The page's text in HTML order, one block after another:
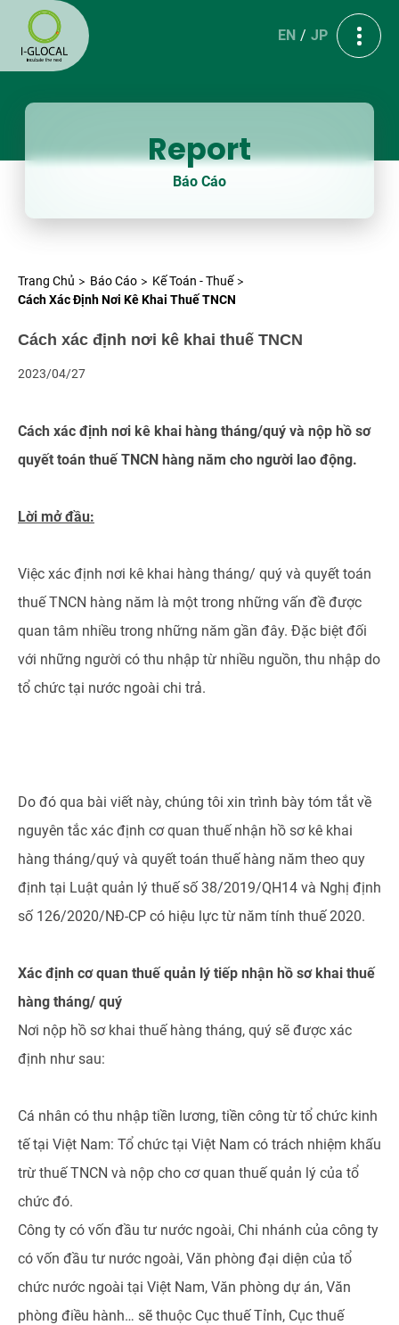
EN JP
Report
Báo Cáo
Trang Chủ Báo Cáo
Kế Toán - Thuế
Cách Xác Định Nơi Kê Khai Thuế TNCN
Cách xác định nơi kê khai thuế TNCN
2023/04/27
Cách xác định nơi kê khai hàng tháng/quý và nộp hồ sơ
quyết toán thuế TNCN hàng năm cho người lao động.
Lời mở đầu:
Việc xác định nơi kê khai hàng tháng/ quý và quyết toán
thuế TNCN hàng năm là một trong những vấn đề được
quan tâm nhiều trong những năm gần đây. Đặc biệt đối
với những người có thu nhập từ nhiều nguồn, thu nhập do
tổ chức tại nước ngoài chi trả.
Do đó qua bài viết này, chúng tôi xin trình bày tóm tắt về
nguyên tắc xác định cơ quan thuế nhận hồ sơ kê khai
hàng tháng/quý và quyết toán thuế hàng năm theo quy
định tại Luật quản lý thuế số 38/2019/QH14 và Nghị định
số 126/2020/NĐ-CP có hiệu lực từ năm tính thuế 2020.
Xác định cơ quan thuế quản lý tiếp nhận hồ sơ khai thuế
hàng tháng/ quý
Nơi nộp hồ sơ khai thuế hàng tháng, quý sẽ được xác
định như sau:
Cá nhân có thu nhập tiền lương, tiền công từ tổ chức kinh
tế tại Việt Nam: Tổ chức tại Việt Nam có trách nhiệm khấu
trừ thuế TNCN và nộp cho cơ quan thuế quản lý của tổ
chức đó.
Công ty có vốn đầu tư nước ngoài, Chi nhánh của công ty
có vốn đầu tư nước ngoài, Văn phòng đại diện của tổ
chức nước ngoài tại Việt Nam, Văn phòng dự án, Văn
phòng điều hành… sẽ thuộc Cục thuế Tỉnh, Cục thuế